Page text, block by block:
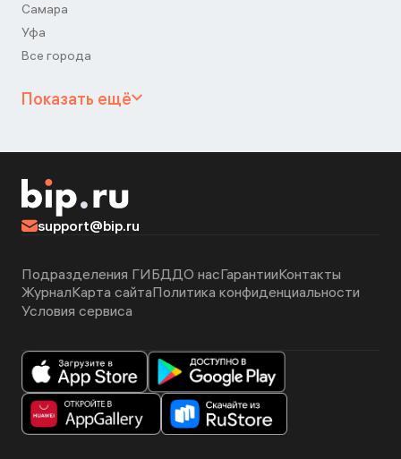
Самара
Уфа
Все города
Показать ещё
support@bip.ru
Подразделения ГИБДДО насГарантииКонтакты
ЖурналКарта сайтаПолитика конфиденциальности
Условия сервиса